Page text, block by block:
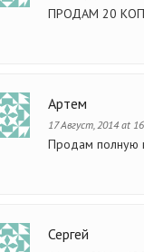
ПРОДАМ 20
Артем
17 Август, 2014 at
Продам полную
Сергей